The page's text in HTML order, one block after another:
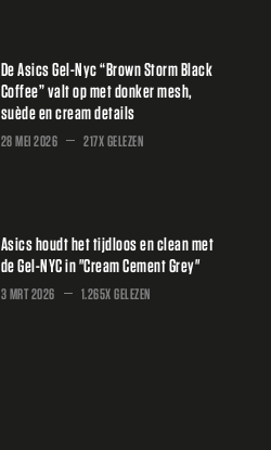
De Asics Gel-Nyc “Brown Storm Black
Coffee” valt op met donker mesh,
suède en cream details
28 MEI 2026 217X GELEZEN
Asics houdt het tijdloos en clean met
de Gel-NYC in "Cream Cement Grey"
3 MRT 2026 1.265X GELEZEN